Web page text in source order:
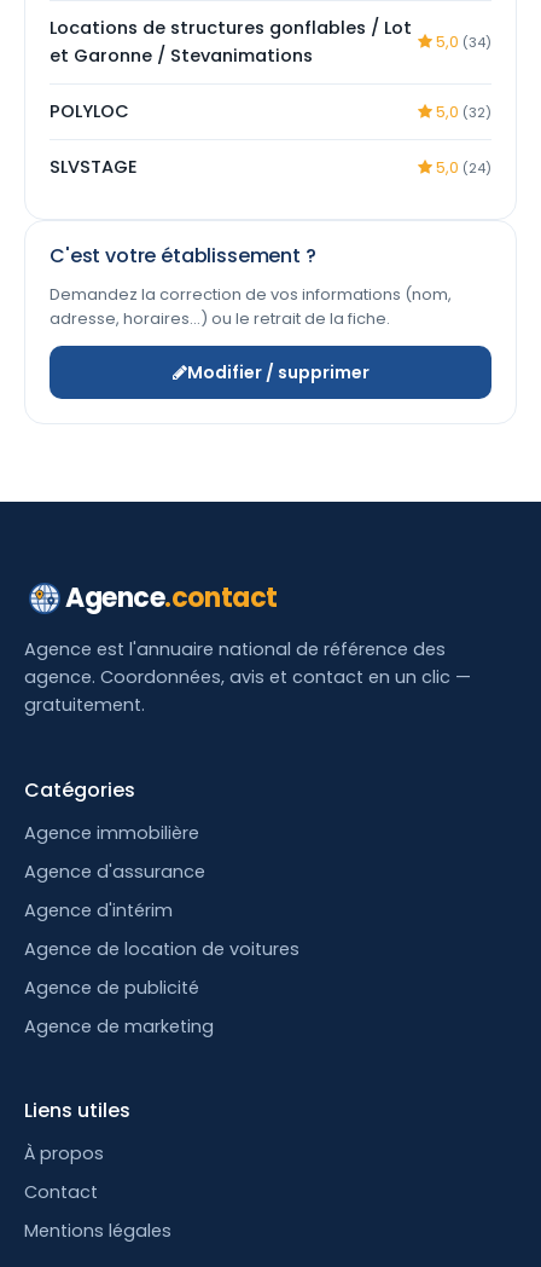
Locations de structures gonflables / Lot
et Garonne / Stevanimations
5,0 (34)
POLYLOC 5,0 (32)
SLVSTAGE 5,0 (24)
C'est votre établissement ?
Demandez la correction de vos informations (nom,
adresse, horaires…) ou le retrait de la fiche.
Modifier / supprimer
Agence.contact
Agence est l'annuaire national de référence des
agence. Coordonnées, avis et contact en un clic —
gratuitement.
Catégories
Agence immobilière
Agence d'assurance
Agence d'intérim
Agence de location de voitures
Agence de publicité
Agence de marketing
Liens utiles
À propos
Contact
Mentions légales